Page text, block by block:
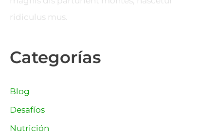
ridiculus mus.
Categorías
Blog
Desafíos
Nutrición